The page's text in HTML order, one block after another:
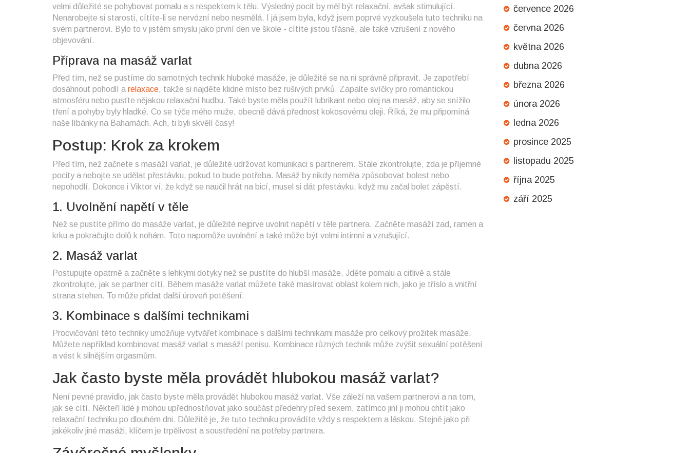
velmi důležité se pohybovat pomalu a s respektem k tělu. Výsledný pocit by měl být relaxační, avšak stimulující.
Nenarobejte si starosti, cítíte-li se nervózní nebo nesmělá. I já jsem byla, když jsem poprvé vyzkoušela tuto techniku na
svém partnerovi. Bylo to v jistém smyslu jako první den ve škole - cítíte jistou třásně, ale také vzrušení z nového
objevování.
Příprava na masáž varlat
Před tím, než se pustíme do samotných technik hluboké masáže, je důležité se na ni správně připravit. Je zapotřebí
dosáhnout pohodlí a relaxace, takže si najděte klidné místo bez rušivých prvků. Zapalte svíčky pro romantickou
atmosféru nebo pusťte nějakou relaxační hudbu. Také byste měla použít lubrikant nebo olej na masáž, aby se snížilo
tření a pohyby byly hladké. Co se týče mého muže, obecně dává přednost kokosovému oleji. Říká, že mu připomíná
naše líbánky na Bahamách. Ach, ti byli skvělí časy!
Postup: Krok za krokem
Před tím, než začnete s masáží varlat, je důležité udržovat komunikaci s partnerem. Stále zkontrolujte, zda je příjemné
pocity a nebojte se udělat přestávku, pokud to bude potřeba. Masáž by nikdy neměla způsobovat bolest nebo
nepohodlí. Dokonce i Viktor ví, že když se naučil hrát na bicí, musel si dát přestávku, když mu začal bolet zápěstí.
1. Uvolnění napětí v těle
Než se pustíte přímo do masáže varlat, je důležité nejprve uvolnit napětí v těle partnera. Začněte masáží zad, ramen a
krku a pokračujte dolů k nohám. Toto napomůže uvolnění a také může být velmi intimní a vzrušující.
2. Masáž varlat
Postupujte opatrně a začněte s lehkými dotyky než se pustíte do hlubší masáže. Jděte pomalu a citlivě a stále
zkontrolujte, jak se partner cítí. Během masáže varlat můžete také masírovat oblast kolem nich, jako je tříslo a vnitřní
strana stehen. To může přidat další úroveň potěšení.
3. Kombinace s dalšími technikami
Procvičování této techniky umožňuje vytvářet kombinace s dalšími technikami masáže pro celkový prožitek masáže.
Můžete například kombinovat masáž varlat s masáží penisu. Kombinace různých technik může zvýšit sexuální potěšení
a vést k silnějším orgasmům.
Jak často byste měla provádět hlubokou masáž varlat?
Není pevné pravidlo, jak často byste měla provádět hlubokou masáž varlat. Vše záleží na vašem partnerovi a na tom,
jak se cítí. Někteří lidé ji mohou upřednostňovat jako součást předehry před sexem, zatímco jiní ji mohou chtít jako
relaxační techniku po dlouhém dni. Důležité je, že tuto techniku provádíte vždy s respektem a láskou. Stejně jako při
jakékoliv jiné masáži, klíčem je trpělivost a soustředění na potřeby partnera.
července 2026
června 2026
května 2026
dubna 2026
března 2026
února 2026
ledna 2026
prosince 2025
listopadu 2025
října 2025
září 2025